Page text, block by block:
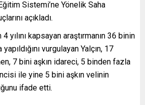
Sistemi’ne Yönelik Saha
açıkladı.
yılını kapsayan araştırmanın 36 binin
vurgulayan Yalçın, 17
7 bini aşkın idareci, 5 binden fazla
ile yine 5 bini aşkın velinin
ifade etti.